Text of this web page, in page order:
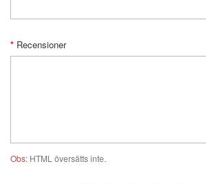
Recensioner
Obs: HTML översätts inte.